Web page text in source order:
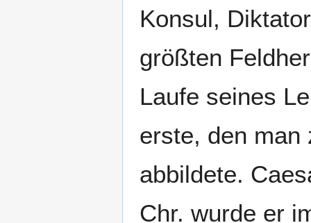
Konsul,
größten
Laufe seines
erste, den man
abbildete.
Chr. wurde er